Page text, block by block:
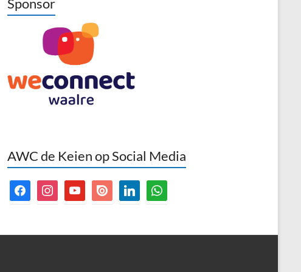
AWC de Keien op Social Media
facebookinstagramyoutubeissuu linkedinwhatsapp